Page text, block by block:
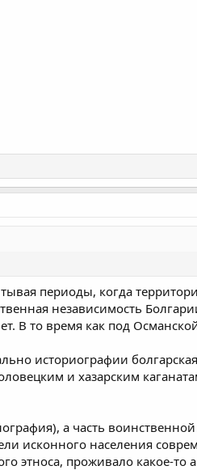
периоды, когда
независимость
В то время как под
историографии
и хазарским
а часть
исконного населения
этноса, проживало какое-то